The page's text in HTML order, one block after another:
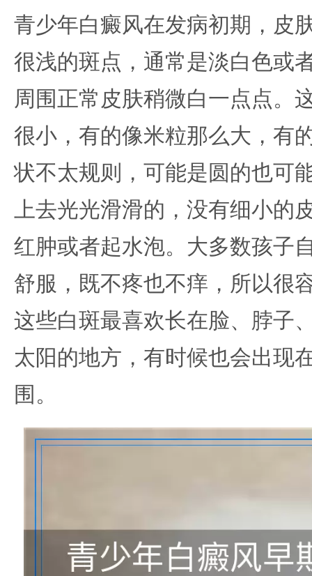
青少年白癜风在发病初期，皮
很浅的斑点，通常是淡白色或
周围正常皮肤稍微白一点点。
很小，有的像米粒那么大，有
状不太规则，可能是圆的也可
上去光光滑滑的，没有细小的
红肿或者起水泡。大多数孩子
舒服，既不疼也不痒，所以很
这些白斑最喜欢长在脸、脖子
太阳的地方，有时候也会出现
围。